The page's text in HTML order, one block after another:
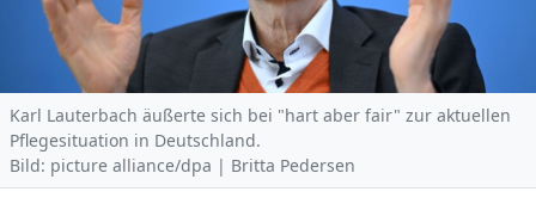
Karl Lauterbach äußerte sich bei "hart aber fair" zur aktuellen
Pflegesituation in Deutschland.
Bild: picture alliance/dpa | Britta Pedersen